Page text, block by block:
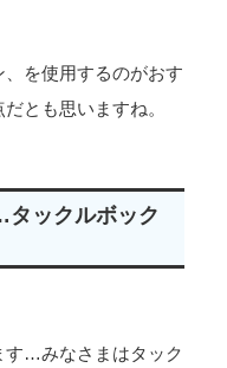
を使用するのがおす
とも思いますね。
ックルボック
す…みなさまはタック